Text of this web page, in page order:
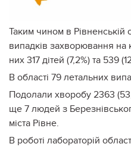
Таким чином в Рівненській
випадків захворювання на
них 317 дітей (7,2%) та 539
В області 79 летальних
Подолали хворобу 2363
ще 7 людей з
міста Рівне.
В роботі лабораторій